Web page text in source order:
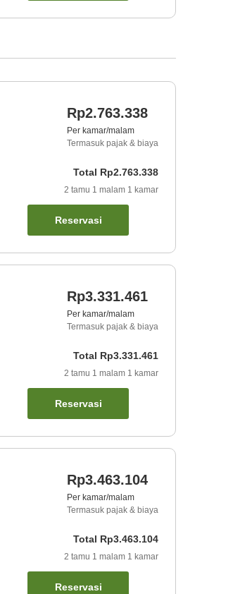
Rp2.763.338
Per kamar/malam
Termasuk pajak & biaya
Total Rp2.763.338
2 tamu 1 malam 1 kamar
Reservasi
Rp3.331.461
Per kamar/malam
Termasuk pajak & biaya
Total Rp3.331.461
2 tamu 1 malam 1 kamar
Reservasi
Rp3.463.104
Per kamar/malam
Termasuk pajak & biaya
Total Rp3.463.104
2 tamu 1 malam 1 kamar
Reservasi